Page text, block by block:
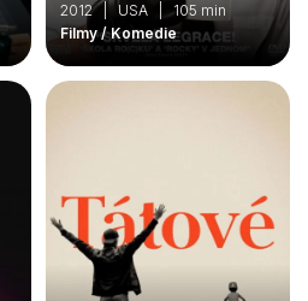
2012 | USA | 105 min
Filmy / Komedie